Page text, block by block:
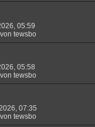
05:59
tewsbo
05:58
tewsbo
07:35
tewsbo